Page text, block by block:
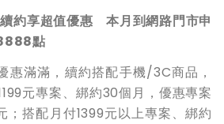
約享超值優惠 本月到網路門市申
點
滿滿，續約搭配手機/3C商品，
元專案、綁約30個月，優惠專案
；搭配月付1399元以上專案、綁約